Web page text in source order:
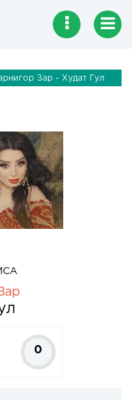
Зар - Худат Гул
0